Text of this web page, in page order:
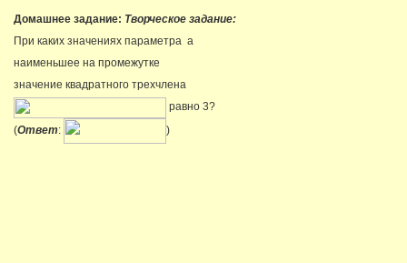
Домашнее задание: Творческое задание:
При каких значениях параметра a
наименьшее на промежутке
значение квадратного трехчлена
равно 3?
(Ответ: )